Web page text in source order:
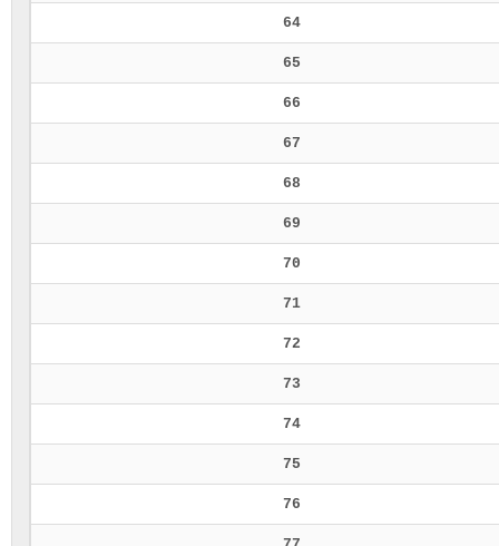
64
65
66
67
68
69
70
71
72
73
74
75
76